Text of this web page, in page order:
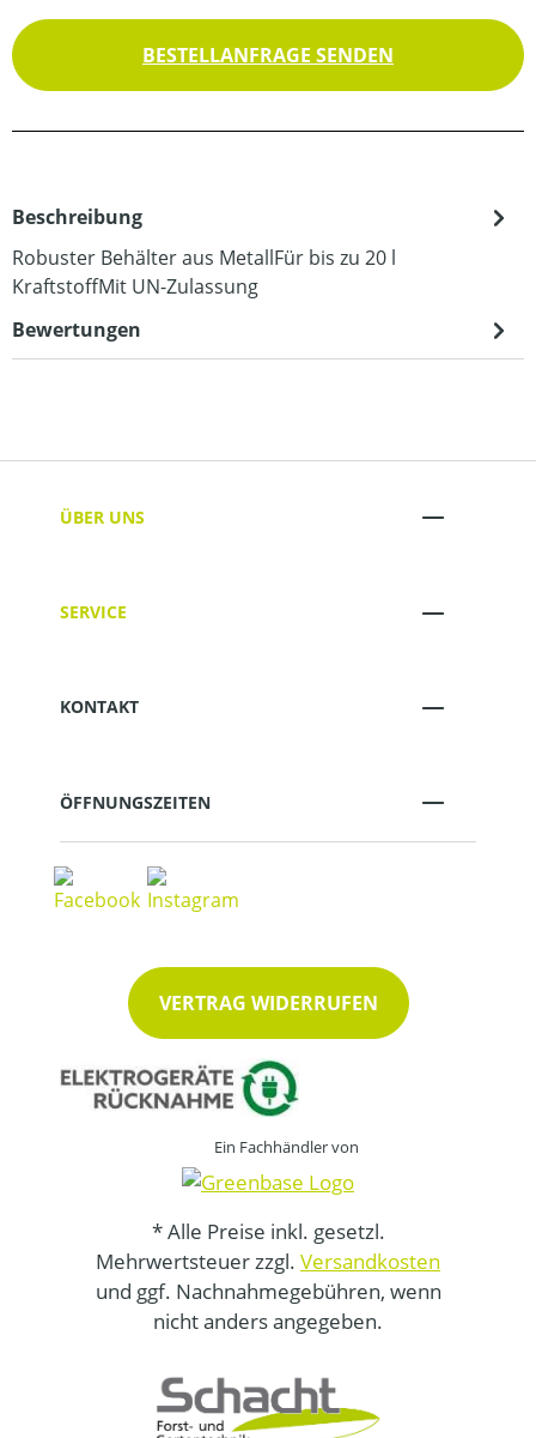
BESTELLANFRAGE SENDEN
Beschreibung
Robuster Behälter aus MetallFür bis zu 20 l
KraftstoffMit UN-Zulassung
Bewertungen
ÜBER UNS
SERVICE
KONTAKT
ÖFFNUNGSZEITEN
VERTRAG WIDERRUFEN
Ein Fachhändler von
* Alle Preise inkl. gesetzl.
Mehrwertsteuer zzgl. Versandkosten
und ggf. Nachnahmegebühren, wenn
nicht anders angegeben.